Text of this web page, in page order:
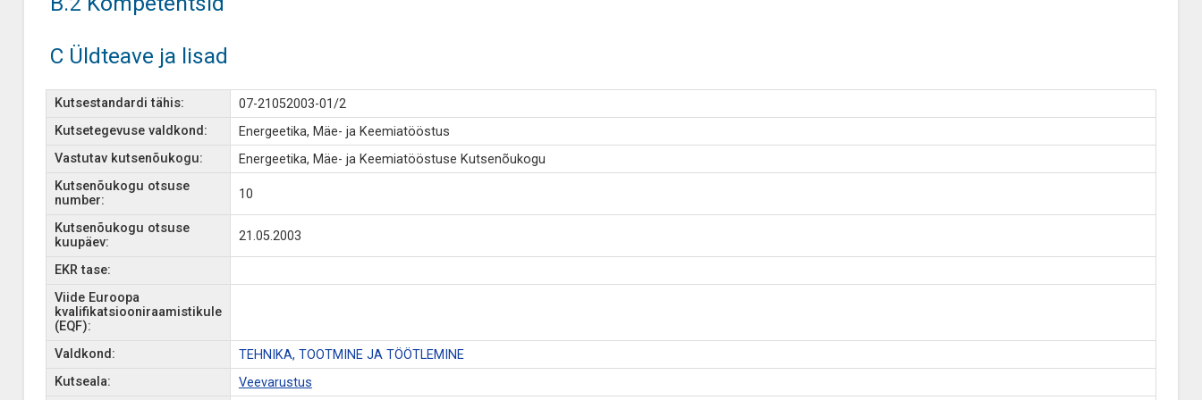
C Üldteave ja lisad
Kutsestandardi tähis:
07-21052003-01/2
Kutsetegevuse valdkond:
Energeetika, Mäe- ja Keemiatööstus
Vastutav kutsenõukogu:
Energeetika, Mäe- ja Keemiatööstuse Kutsenõukogu
Kutsenõukogu otsuse
number:
10
Kutsenõukogu otsuse
kuupäev:
21.05.2003
EKR tase:
Viide Euroopa
kvalifikatsiooniraamistikule
(EQF):
Valdkond:
TEHNIKA, TOOTMINE JA TÖÖTLEMINE
Kutseala:
Veevarustus